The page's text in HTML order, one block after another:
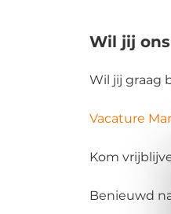
Wil jij
Wil jij graag
Vacature
Kom
Benieuwd